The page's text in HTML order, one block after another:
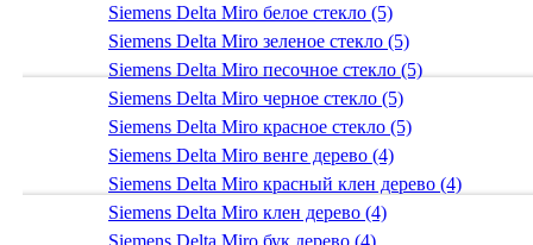
Siemens Delta Miro белое стекло (5)
Siemens Delta Miro зеленое стекло (5)
Siemens Delta Miro песочное стекло (5)
Siemens Delta Miro черное стекло (5)
Siemens Delta Miro красное стекло (5)
Siemens Delta Miro венге дерево (4)
Siemens Delta Miro красный клен дерево (4)
Siemens Delta Miro клен дерево (4)
Siemens Delta Miro бук дерево (4)